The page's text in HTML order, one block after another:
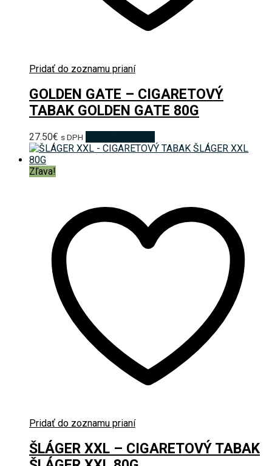
Pridať do zoznamu prianí
GOLDEN GATE – CIGARETOVÝ
TABAK GOLDEN GATE 80G
27.50€ s DPH
Zľava!
Pridať do zoznamu prianí
ŠLÁGER XXL – CIGARETOVÝ TABAK